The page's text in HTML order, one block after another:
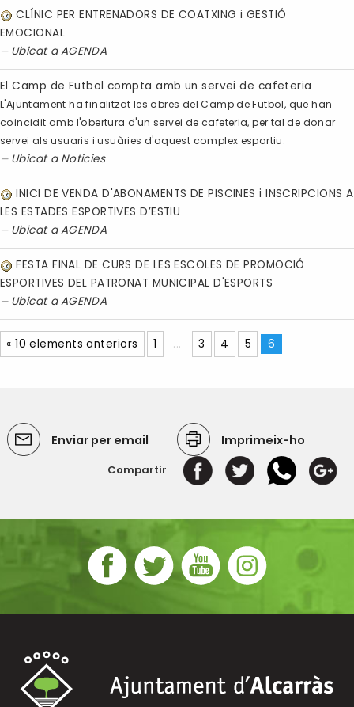
CLÍNIC PER ENTRENADORS DE COATXING i GESTIÓ
EMOCIONAL
Ubicat aAGENDA
El Camp de Futbol compta amb un servei de cafeteria
L'Ajuntament ha finalitzat les obres del Camp de Futbol, que han
coincidit amb l'obertura d'un servei de cafeteria, per tal de donar
servei als usuaris i usuàries d'aquest complex esportiu.
Ubicat a Noticies
INICI DE VENDA D'ABONAMENTS DE PISCINES i INSCRIPCIONS A
LES ESTADES ESPORTIVES D’ESTIU
Ubicat aAGENDA
FESTA FINAL DE CURS DE LES ESCOLES DE PROMOCIÓ
ESPORTIVES DEL PATRONAT MUNICIPAL D'ESPORTS
Ubicat aAGENDA
« 10 elements anteriors 1 ... 3 4 5 6
Enviar per email Imprimeix-ho
Compartir